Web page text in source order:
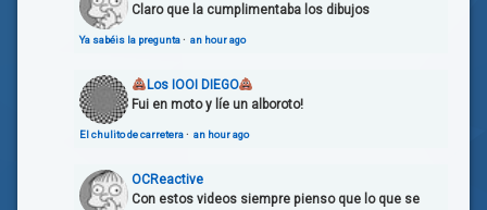
Claro que la cumplimentaba los dibujos
Ya sabéis la pregunta· an hour ago
Los IOOI DIEGO
Fui en moto y líe un alboroto!
El chulito de carretera· an hour ago
OCReactive
Con estos videos siempre pienso que lo que se